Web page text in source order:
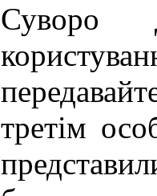
Суворо
третім